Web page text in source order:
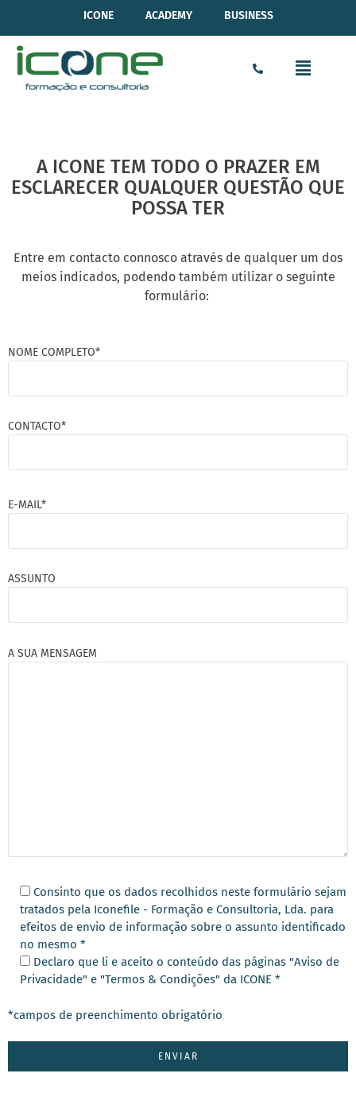
ICONE ACADEMY BUSINESS
A ICONE TEM TODO O PRAZER EM
ESCLARECER QUALQUER QUESTÃO QUE
POSSA TER
Entre em contacto connosco através de qualquer um dos
meios indicados, podendo também utilizar o seguinte
formulário:
NOME COMPLETO*
CONTACTO*
E-MAIL*
ASSUNTO
A SUA MENSAGEM
Consinto que os dados recolhidos neste formulário sejam
tratados pela Iconefile - Formação e Consultoria, Lda. para
efeitos de envio de informação sobre o assunto identificado
no mesmo *
Declaro que li e aceito o conteúdo das páginas "Aviso de
Privacidade" e "Termos & Condições" da ICONE *
*campos de preenchimento obrigatório